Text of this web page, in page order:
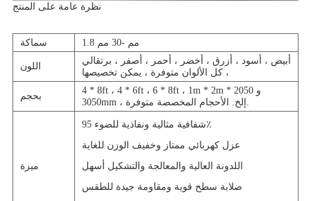
نظرة عامة على المنتج
سماكة 1.8 مم -30 مم
اللون
أبيض ، أسود ، أزرق ، أخضر ، أحمر ، أصفر ، برتقالي
، كل الألوان متوفرة ، يمكن تخصيصها
بحجم
4 * 8ft ، 4 * 6ft ، 6 * 8ft ، 1m * 2m و 2050 *
ميزة
شفافية مثالية ونفاذية للضوء 95٪
عزل كهربائي ممتاز وخفيف الوزن للغاية
اللدونة العالية والمعالجة والتشكيل أسهل
صلابة سطح قوية ومقاومة جيدة للطقس